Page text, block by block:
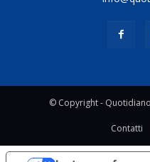
© Copyright -
Contatti